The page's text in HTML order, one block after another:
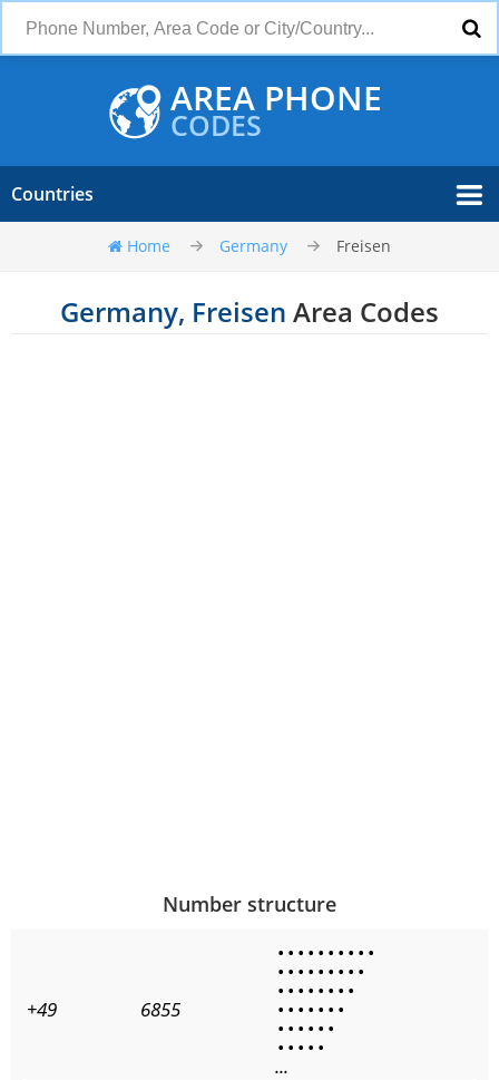
AREA PHONE
CODES
Countries
Home Germany Freisen
Germany, Freisen Area Codes
Number structure
+49 6855
• • • • • • • • • •
• • • • • • • • •
• • • • • • • •
• • • • • • •
• • • • • •
• • • • •
...